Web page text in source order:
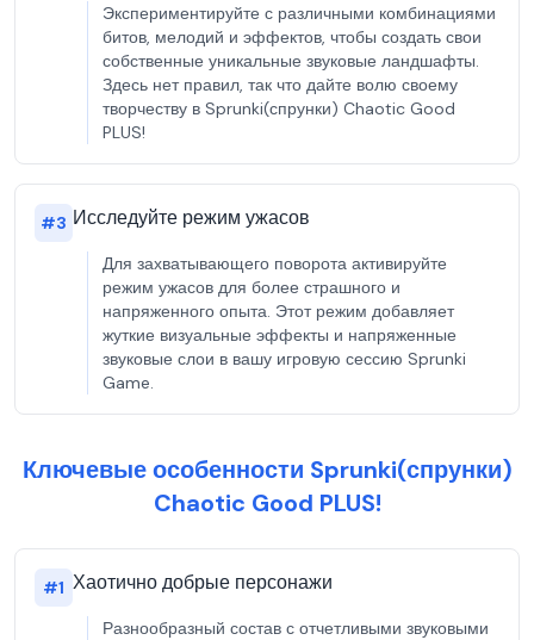
Экспериментируйте с различными комбинациями
битов, мелодий и эффектов, чтобы создать свои
собственные уникальные звуковые ландшафты.
Здесь нет правил, так что дайте волю своему
творчеству в Sprunki(спрунки) Chaotic Good
PLUS!
#3 Исследуйте режим ужасов
Для захватывающего поворота активируйте
режим ужасов для более страшного и
напряженного опыта. Этот режим добавляет
жуткие визуальные эффекты и напряженные
звуковые слои в вашу игровую сессию Sprunki
Game.
Ключевые особенности Sprunki(спрунки)
Chaotic Good PLUS!
#1 Хаотично добрые персонажи
Разнообразный состав с отчетливыми звуковыми